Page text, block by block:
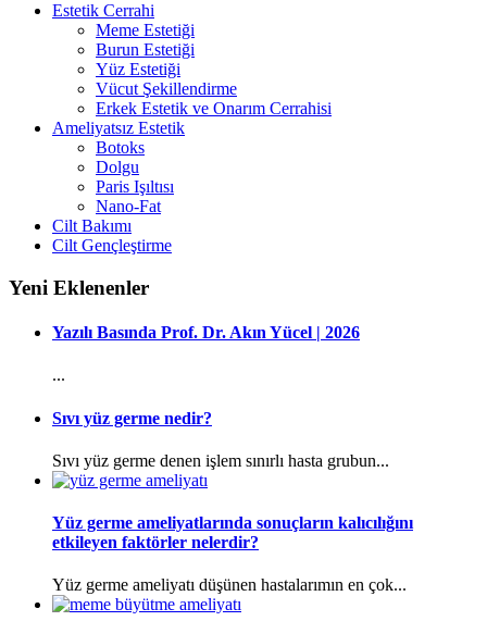
Estetik Cerrahi
Meme Estetiği
Burun Estetiği
Yüz Estetiği
Vücut Şekillendirme
Erkek Estetik ve Onarım Cerrahisi
Ameliyatsız Estetik
Botoks
Dolgu
Paris Işıltısı
Nano-Fat
Cilt Bakımı
Cilt Gençleştirme
Yeni Eklenenler
Yazılı Basında Prof. Dr. Akın Yücel | 2026
...
Sıvı yüz germe nedir?
Sıvı yüz germe denen işlem sınırlı hasta grubun...
Yüz germe ameliyatlarında sonuçların kalıcılığını
etkileyen faktörler nelerdir?
Yüz germe ameliyatı düşünen hastalarımın en çok...